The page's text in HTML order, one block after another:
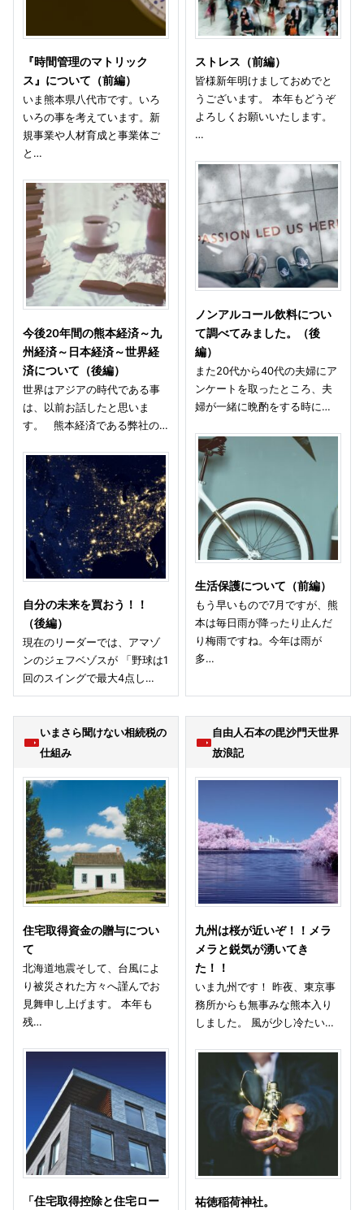
『時間管理のマトリック
ス』について（前編）
いま熊本県八代市です。いろ
いろの事を考えています。新
規事業や人材育成と事業体ご
と…
今後20年間の熊本経済～九
州経済～日本経済～世界経
済について（後編）
世界はアジアの時代である事
は、以前お話したと思いま
す。 熊本経済である弊社の…
自分の未来を買おう！！
（後編）
現在のリーダーでは、アマゾ
ンのジェフベゾスが 「野球は1
回のスイングで最大4点し…
ストレス（前編）
皆様新年明けましておめでと
うございます。 本年もどうぞ
よろしくお願いいたします。
…
ノンアルコール飲料につい
て調べてみました。（後
編）
また20代から40代の夫婦にア
ンケートを取ったところ、夫
婦が一緒に晩酌をする時に…
生活保護について（前編）
もう早いもので7月ですが、熊
本は毎日雨が降ったり止んだ
り梅雨ですね。今年は雨が
多…
いまさら聞けない相続税の
仕組み
住宅取得資金の贈与につい
て
北海道地震そして、台風によ
り被災された方々へ謹んでお
見舞申し上げます。 本年も
残…
「住宅取得控除と住宅ロー
自由人石本の毘沙門天世界
放浪記
九州は桜が近いぞ！！メラ
メラと鋭気が湧いてき
た！！
いま九州です！ 昨夜、東京事
務所からも無事みな熊本入り
しました。 風が少し冷たい…
祐徳稲荷神社。